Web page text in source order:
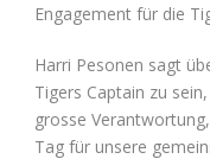
Engagement für die
Harri Pesonen sagt
Tigers Captain zu
grosse
Tag für unsere